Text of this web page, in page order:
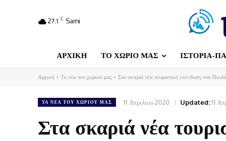
27.1 C Sami
ΑΡΧΙΚΗ ΤΟ ΧΩΡΙΟ ΜΑΣ ΙΣΤΟΡΙΑ-
Αρχική Τα νέα του χωριού μας Στα σκαριά νέα τουριστική επένδυση στα
ΤΑ ΝΈΑ ΤΟΥ ΧΩΡΙΟΎ ΜΑΣ 11 Απριλίου 2020 Updated:11
Στα σκαριά νέα